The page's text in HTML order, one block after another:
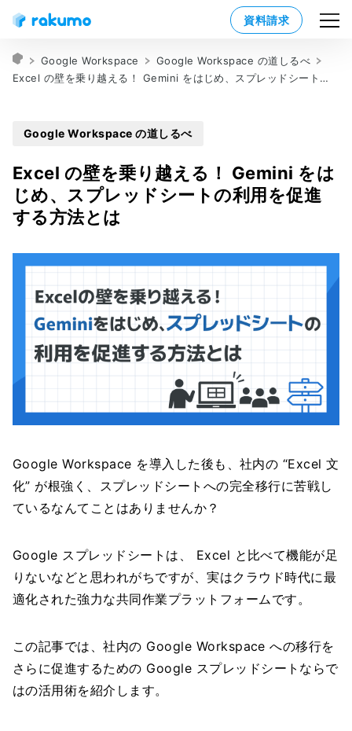
資料請求
Google Workspace
Google Workspace の道しるべ
Excel の壁を乗り越える！ Gemini をはじめ、スプレッドシートの利用を促進する方法とは
Google Workspace の道しるべ
Excel の壁を乗り越える！ Gemini をは
じめ、スプレッドシートの利用を促進
する方法とは
Google Workspace を導入した後も、社内の “Excel 文
化” が根強く、スプレッドシートへの完全移行に苦戦し
ているなんてことはありませんか？
Google スプレッドシートは、 Excel と比べて機能が足
りないなどと思われがちですが、実はクラウド時代に最
適化された強力な共同作業プラットフォームです。
この記事では、社内の Google Workspace への移行を
さらに促進するための Google スプレッドシートならで
はの活用術を紹介します。